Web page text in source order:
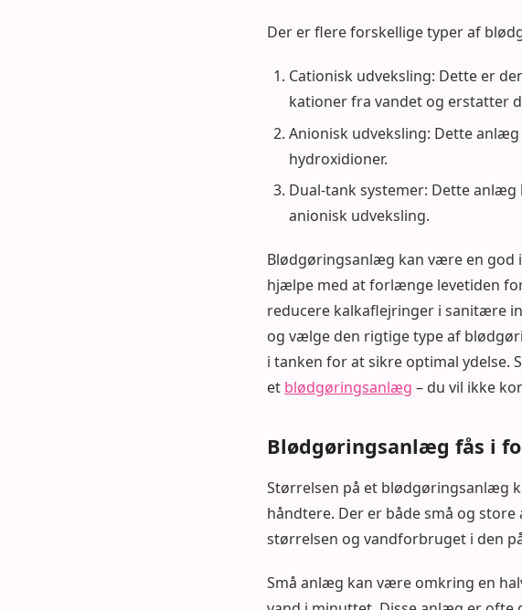
Der er flere forskellige typer af
Cationisk udveksling: Dette er
kationer fra vandet og erstatter
Anionisk udveksling: Dette
hydroxidioner.
Dual-tank systemer: Dette
anionisk udveksling.
Blødgøringsanlæg kan være en god
hjælpe med at forlænge levetiden
reducere kalkaflejringer i sanitære
og vælge den rigtige type af
i tanken for at sikre optimal ydelse.
et blødgøringsanlæg – du vil ikke
Blødgøringsanlæg fås i
Størrelsen på et blødgøringsanlæg
håndtere. Der er både små og
størrelsen og vandforbruget i den
Små anlæg kan være omkring en